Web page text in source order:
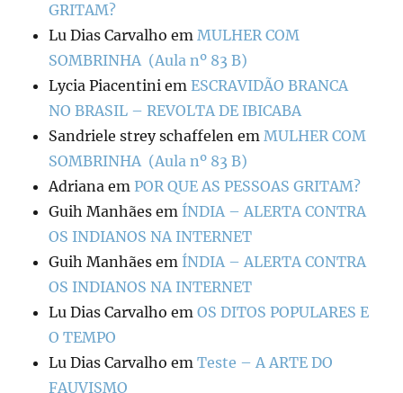
GRITAM?
Lu Dias Carvalho emMULHER COM
SOMBRINHA (Aula nº 83 B)
Lycia Piacentini emESCRAVIDÃO BRANCA
NO BRASIL – REVOLTA DE IBICABA
Sandriele strey schaffelen emMULHER COM
SOMBRINHA (Aula nº 83 B)
Adriana emPOR QUE AS PESSOAS GRITAM?
Guih Manhães em ÍNDIA – ALERTA CONTRA
OS INDIANOS NA INTERNET
Guih Manhães em ÍNDIA – ALERTA CONTRA
OS INDIANOS NA INTERNET
Lu Dias Carvalho emOS DITOS POPULARES E
O TEMPO
Lu Dias Carvalho emTeste – A ARTE DO
FAUVISMO